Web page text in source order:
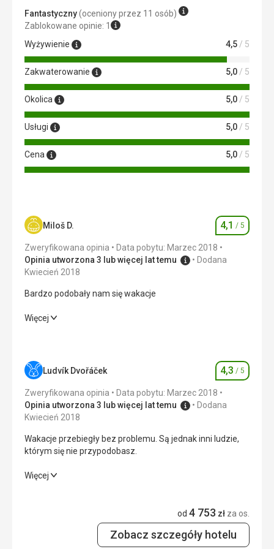
nowo wybudowane centrum handlowe Terminal itd.
Usługi
Możliwość korzystania z drukarki i komputera -
określonych miejsc za opłatą.
pomocą Google Translate
Fantastyczny(oceniony przez 11 osób)
Zablokowane opinie: 1
Wyżywienie
4,5 / 5
Zakwaterowanie 5,0 / 5
Okolica 5,0 / 5
Usługi 5,0 / 5
Cena 5,0 / 5
Miloš D. Ocena
4,1 / 5
Zweryfikowana opinia
Data pobytu: Marzec 2018
Opinia utworzona 3 lub więcej lat temu
Dodana
Kwiecień 2018
Bardzo podobały nam się wakacje
Bardzo podobały nam się wakacje
Zakwaterowanie 4,0/ 5
Okolica
Usługi
Cena 4,0/ 5
Plaża
Bardzo urozmaicone jedzenie, było wszystkiego pod
Więcej
Ludvík Dvořáček Ocena
4,3 / 5
Zweryfikowana opinia
Data pobytu: Marzec 2018
Opinia utworzona 3 lub więcej lat temu
Dodana
Kwiecień 2018
Wakacje przebiegły bez problemu. Są jednak inni ludzie,
którym się nie przypodobasz.
Wakacje przebiegły bez problemu. Są jednak inni ludzie,
3,0 / 5
4,0
Więcej
od 4 753 zł za os.
Zobacz szczegóły hotelu